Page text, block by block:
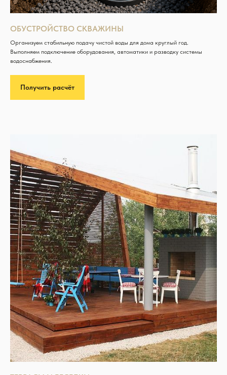
ОБУСТРОЙСТВО СКВАЖИНЫ
Организуем стабильную подачу чистой воды для дома круглый год.
Выполняем подключение оборудования, автоматики и разводку системы
водоснабжения.
Получить расчёт